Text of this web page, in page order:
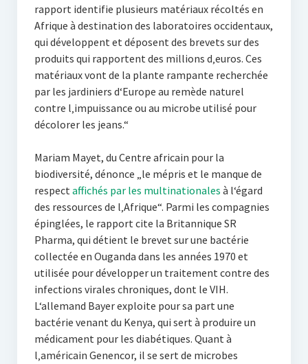
rapport identifie plusieurs matériaux récoltés en
Afrique à destination des laboratoires occidentaux,
qui développent et déposent des brevets sur des
produits qui rapportent des millions d‚euros. Ces
matériaux vont de la plante rampante recherchée
par les jardiniers d‘Europe au remède naturel
contre l‚impuissance ou au microbe utilisé pour
décolorer les jeans.“
Mariam Mayet, du Centre africain pour la
biodiversité, dénonce „le mépris et le manque de
respectaffichés par les multinationales à l‘égard
des ressources de l‚Afrique“. Parmi les compagnies
épinglées, le rapport cite la Britannique SR
Pharma, qui détient le brevet sur une bactérie
collectée en Ouganda dans les années 1970 et
utilisée pour développer un traitement contre des
infections virales chroniques, dont le VIH.
L‘allemand Bayer exploite pour sa part une
bactérie venant du Kenya, qui sert à produire un
médicament pour les diabétiques. Quant à
l‚américain Genencor, il se sert de microbes